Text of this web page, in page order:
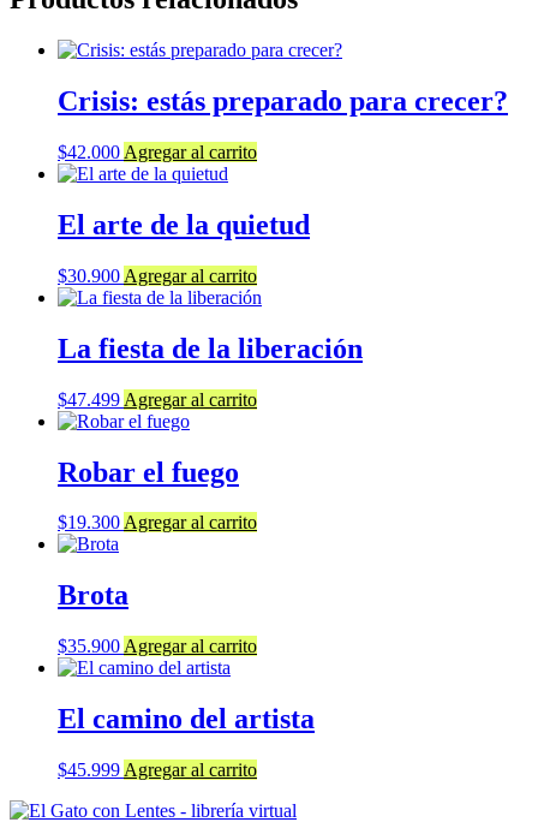
Crisis: estás preparado para crecer?
$42.000 Agregar al carrito
El arte de la quietud
$30.900 Agregar al carrito
La fiesta de la liberación
$47.499 Agregar al carrito
Robar el fuego
$19.300Agregar al carrito
Brota
$35.900 Agregar al carrito
El camino del artista
$45.999 Agregar al carrito